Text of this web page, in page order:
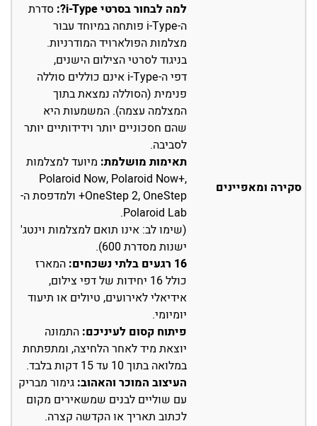
סקירה ומאפיינים
למה לבחור בסרטי i-Type?:
סדרת
ה-i-Type פותחה במיוחד עבור
מצלמות הפולארויד המודרניות.
בניגוד לסרטי הצילום הישנים,
דפי ה-i-Type אינם כוללים סוללה
פנימית (הסוללה נמצאת בתוך
המצלמה עצמה). המשמעות היא
שהם חסכוניים יותר וידידותיים יותר
לסביבה.
תאימות מושלמת: מיועד למצלמות
Polaroid Now, Polaroid Now+,
OneStep 2, OneStep+ ולמדפסת ה-
Polaroid Lab.
(שימו לב: אינו תואם למצלמות וינטג'
ישנות מסדרת 600).
16 רגעים בלתי נשכחים:
המארז
כולל 16 יחידות של דפי צילום,
אידיאלי לאירועים, טיולים או תיעוד
יומיומי.
פיתוח קסום לעיניכם: התמונה
יוצאת מיד לאחר הלחיצה, ומתפתחת
במלואה בתוך 10 עד 15 דקות בלבד.
העיצוב המוכר והאהוב: גימור מבריק
עם שוליים לבנים שמשאירים מקום
לכתוב תאריך או הקדשה קצרה.